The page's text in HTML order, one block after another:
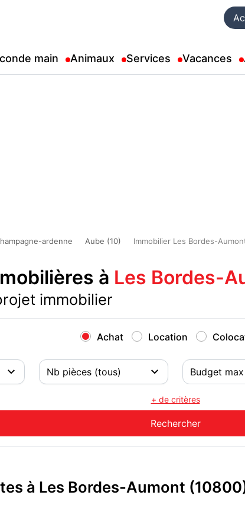
main Animaux Services Vacances
ardenne Aube (10)
à Les Bordes-
immobilier
Achat Location
+ de critères
à Les Bordes-Aumont